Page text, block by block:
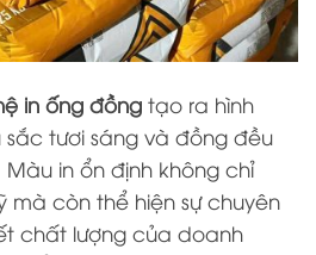
in ống đồngtạo ra hình
tươi sáng và đồng đều
in ổn định không chỉ
mà còn thể hiện sự chuyên
chất lượng của doanh